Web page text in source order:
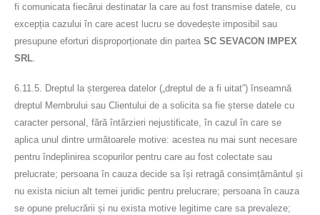
fi comunicata fiecărui destinatar la care au fost transmise datele, cu
excepția cazului în care acest lucru se dovedește imposibil sau
presupune eforturi disproporționate din partea SC SEVACON IMPEX
SRL
6.11.5. Dreptul la ștergerea datelor („dreptul de a fi uitat”) înseamnă
dreptul Membrului sau Clientului de a solicita sa fie șterse datele cu
caracter personal, fără întârzieri nejustificate, în cazul în care se
aplica unul dintre următoarele motive: acestea nu mai sunt necesare
pentru îndeplinirea scopurilor pentru care au fost colectate sau
prelucrate; persoana în cauza decide sa își retragă consimțământul și
nu exista niciun alt temei juridic pentru prelucrare; persoana în cauza
se opune prelucrării și nu exista motive legitime care sa prevaleze;